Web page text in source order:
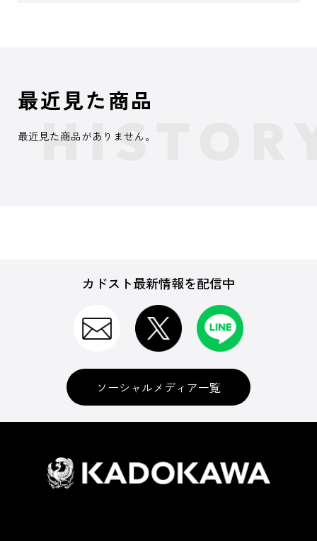
最近見た商品
最近見た商品がありません。
カドスト最新情報を配信中
ソーシャルメディア一覧